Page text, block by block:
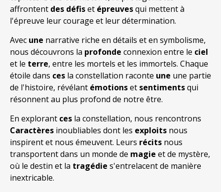
affrontent des défiset épreuvesqui mettent à
l'épreuve leur courage et leur détermination.
Avec une narrative riche en détails et en symbolisme,
nous découvrons la profonde connexion entre le ciel
et le terre, entre les mortels et les immortels. Chaque
étoile dans ces la constellation raconte une une partie
de l'histoire, révélant émotionset sentimentsqui
résonnent au plus profond de notre être.
En explorant ces la constellation, nous rencontrons
Caractères inoubliables dont les exploits nous
inspirent et nous émeuvent. Leurs récits nous
transportent dans un monde de magie et de mystère,
où le destin et la tragédie s'entrelacent de manière
inextricable.